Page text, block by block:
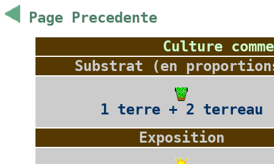
Page Precedente
Culture
Substrat (en
1 terre + 2 terreau
Exposition